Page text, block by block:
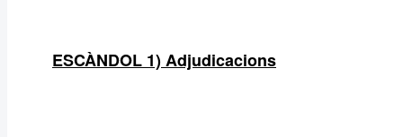
ESCÀNDOL 1) Adjudicacions